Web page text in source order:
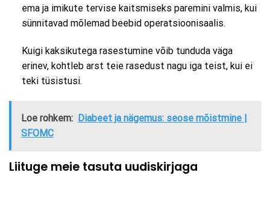
ema ja imikute tervise kaitsmiseks paremini valmis, kui
sünnitavad mõlemad beebid operatsioonisaalis.
Kuigi kaksikutega rasestumine võib tunduda väga
erinev, kohtleb arst teie rasedust nagu iga teist, kui ei
teki tüsistusi.
Loe rohkem: Diabeet ja nägemus: seose mõistmine |
SFOMC
Liituge meie tasuta uudiskirjaga